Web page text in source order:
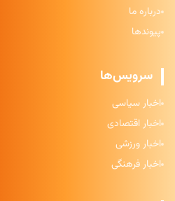
درباره ما
پیوندها
سرویس‌ها
اخبار سیاسی
اخبار اقتصادی
اخبار ورزشی
اخبار فرهنگی